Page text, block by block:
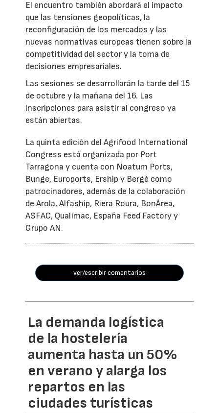
El encuentro también abordará el impacto
que las tensiones geopolíticas, la
reconfiguración de los mercados y las
nuevas normativas europeas tienen sobre la
competitividad del sector y la toma de
decisiones empresariales.
Las sesiones se desarrollarán la tarde del 15
de octubre y la mañana del 16. Las
inscripciones para asistir al congreso ya
están abiertas.
La quinta edición del Agrifood International
Congress está organizada por Port
Tarragona y cuenta con Noatum Ports,
Bunge, Euroports, Ership y Bergé como
patrocinadores, además de la colaboración
de Arola, Alfaship, Riera Roura, BonÀrea,
ASFAC, Qualimac, España Feed Factory y
Grupo AN.
ver/escribir comentarios
La demanda logística
de la hostelería
aumenta hasta un 50%
en verano y alarga los
repartos en las
ciudades turísticas